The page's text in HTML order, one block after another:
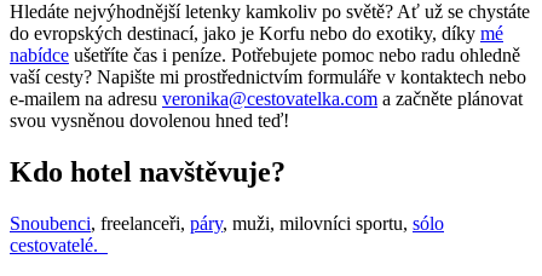
Hledáte nejvýhodnější letenky kamkoliv po světě? Ať už se chystáte
do evropských destinací, jako je Korfu nebo do exotiky, díky mé
nabídce ušetříte čas i peníze. Potřebujete pomoc nebo radu ohledně
vaší cesty? Napište mi prostřednictvím formuláře v kontaktech nebo
e-mailem na adresu veronika@cestovatelka.com a začněte plánovat
svou vysněnou dovolenou hned teď!
Kdo hotel navštěvuje?
Snoubenci, freelanceři, páry, muži, milovníci sportu, sólo
cestovatelé.